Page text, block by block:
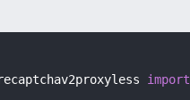
import